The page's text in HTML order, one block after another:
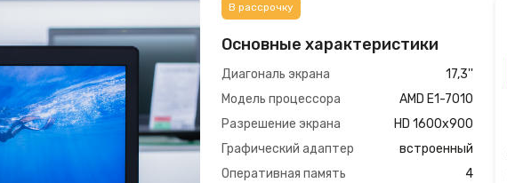
В рассрочку
Основные характеристики
Диагональ экрана
17,3''
Модель процессора
AMD E1-7010
Разрешение экрана
HD 1600х900
Графический адаптер
встроенный
Оперативная память
4